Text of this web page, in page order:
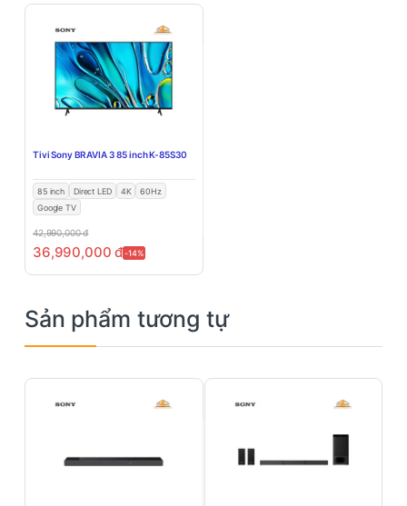
Tivi Sony BRAVIA 3 85 inch K-85S30
85 inch Direct LED 4K
60Hz
Google TV
42,990,000đ
36,990,000đ-14%
Sản phẩm tương tự